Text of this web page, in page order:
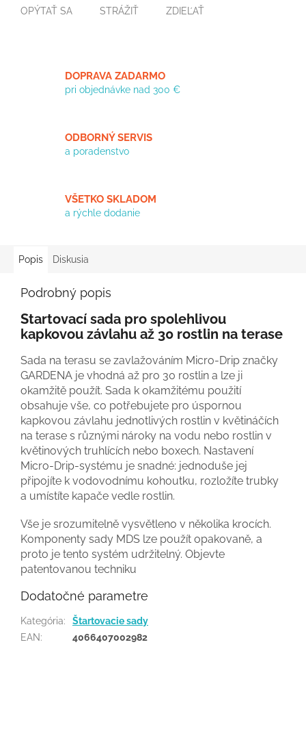
OPÝTAŤ SA STRÁŽIŤ ZDIEĽAŤ
DOPRAVA ZADARMO
pri objednávke nad 300 €
ODBORNÝ SERVIS
a poradenstvo
VŠETKO SKLADOM
a rýchle dodanie
Popis Diskusia
Podrobný popis
Startovací sada pro spolehlivou
kapkovou závlahu až 30 rostlin na terase
Sada na terasu se zavlažováním Micro-Drip značky
GARDENA je vhodná až pro 30 rostlin a lze ji
okamžitě použít. Sada k okamžitému použití
obsahuje vše, co potřebujete pro úspornou
kapkovou závlahu jednotlivých rostlin v květináčích
na terase s různými nároky na vodu nebo rostlin v
květinových truhlících nebo boxech. Nastavení
Micro-Drip-systému je snadné: jednoduše jej
připojíte k vodovodnímu kohoutku, rozložíte trubky
a umístíte kapače vedle rostlin.
Vše je srozumitelně vysvětleno v několika krocích.
Komponenty sady MDS lze použít opakovaně, a
proto je tento systém udržitelný. Objevte
patentovanou techniku
Dodatočné parametre
Kategória:
Štartovacie sady
EAN: 4066407002982